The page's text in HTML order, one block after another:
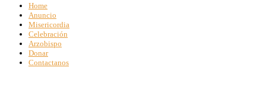
Home
Anuncio
Misericordia
Celebración
Arzobispo
Donar
Contactanos